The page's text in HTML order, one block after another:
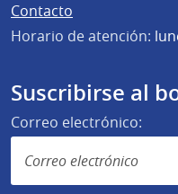
Contacto
Horario de atención:
Suscribirse al
Correo electrónico: